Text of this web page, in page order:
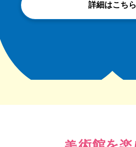
詳細はこちら